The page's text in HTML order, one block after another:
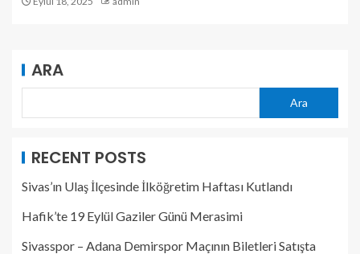
ARA
Ara
RECENT POSTS
Sivas’ın Ulaş İlçesinde İlköğretim Haftası Kutlandı
Hafik’te 19 Eylül Gaziler Günü Merasimi
Sivasspor – Adana Demirspor Maçının Biletleri Satışta